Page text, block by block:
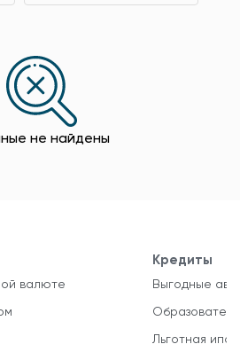
не найдены
валюте
Кредиты
Выгодные
Льготная